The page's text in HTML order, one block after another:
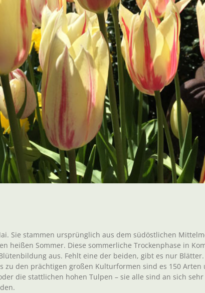
Sie stammen ursprünglich aus dem südöstlichen
heißen Sommer. Diese sommerliche Trockenphase in
aus. Fehlt eine der beiden, gibt es nur
zu den prächtigen großen Kulturformen sind es 150 Arten
die stattlichen hohen Tulpen – sie alle sind an sich